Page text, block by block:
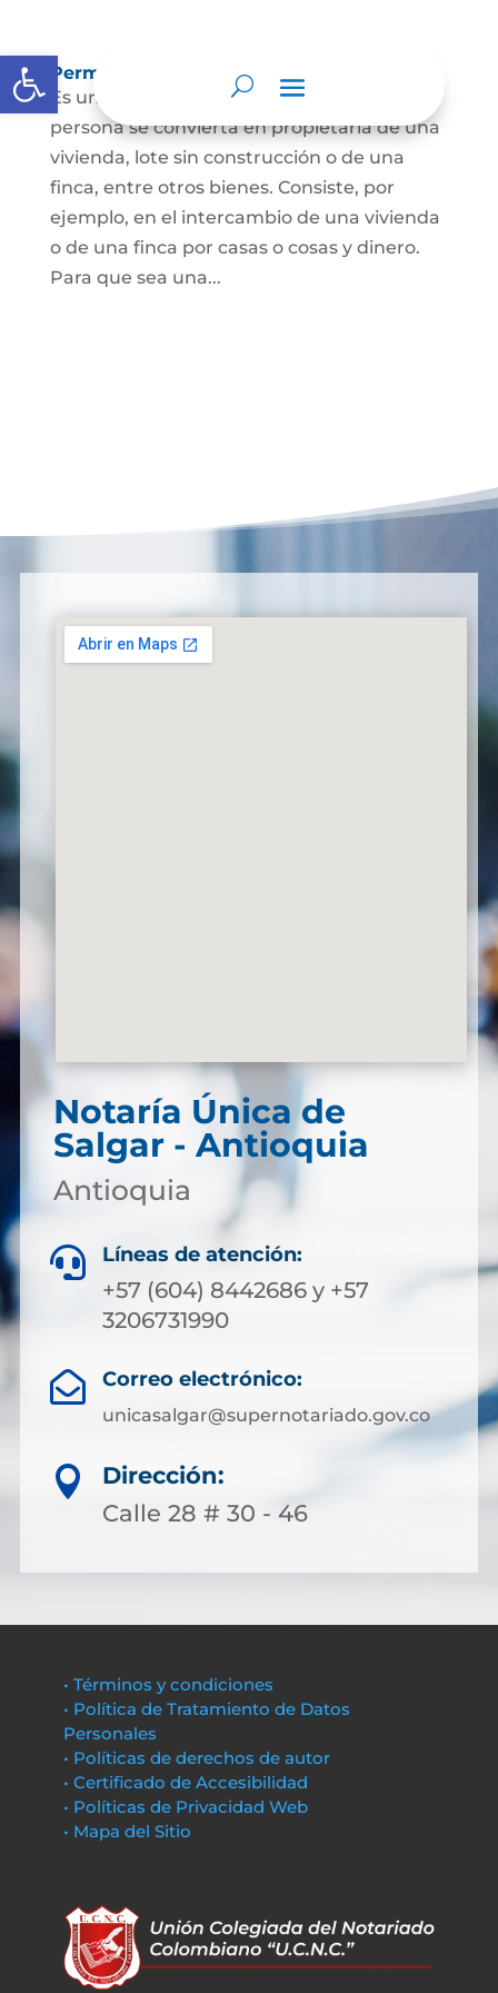
Abrir barra de herramientas
Permuta de Inmuebles
Es uno de los contratos para que una
persona se convierta en propietaria de una
vivienda, lote sin construcción o de una
finca, entre otros bienes. Consiste, por
ejemplo, en el intercambio de una vivienda
o de una finca por casas o cosas y dinero.
Para que sea una...
Notaría Única de
Salgar - Antioquia
Antioquia
 Líneas de atención:
+57 (604) 8442686 y +57
3206731990
 Correo electrónico:
unicasalgar@supernotariado.gov.co

Dirección:
Calle 28 # 30 - 46
• Términos y condiciones
• Política de Tratamiento de Datos
Personales
• Políticas de derechos de autor
• Certificado de Accesibilidad
• Políticas de Privacidad Web
• Mapa del Sitio